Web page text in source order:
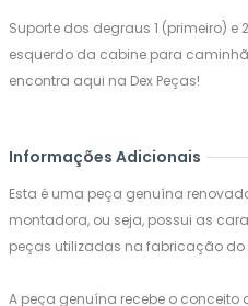
Suporte dos degraus 1 (primeiro)
esquerdo da cabine para
encontra aqui na Dex Peças!
Informações Adicionais
Esta é uma peça genuína
montadora, ou seja, possui as
peças utilizadas na fabricação do
A peça genuína recebe o